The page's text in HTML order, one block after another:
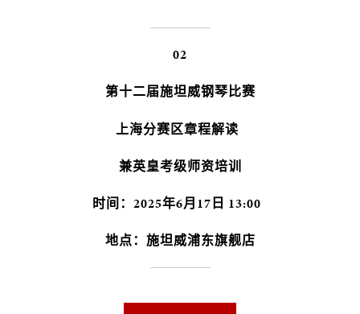
02
第十二届施坦威钢琴比赛
上海分赛区章程解读
兼英皇考级师资培训
时间：2025年6月17日 13:00
地点：施坦威浦东旗舰店